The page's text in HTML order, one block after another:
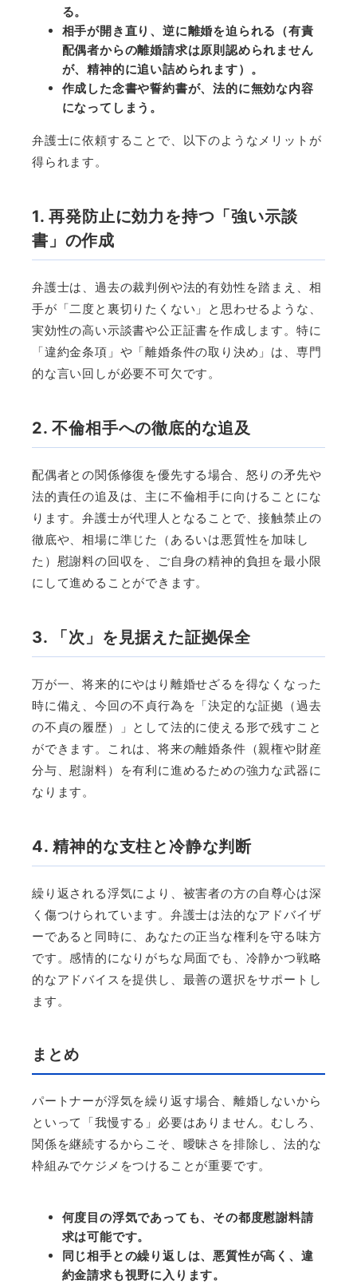
る。
相手が開き直り、逆に離婚を迫られる（有責
配偶者からの離婚請求は原則認められません
が、精神的に追い詰められます）。
作成した念書や誓約書が、法的に無効な内容
になってしまう。
弁護士に依頼することで、以下のようなメリットが
得られます。
1. 再発防止に効力を持つ「強い示談
書」の作成
弁護士は、過去の裁判例や法的有効性を踏まえ、相
手が「二度と裏切りたくない」と思わせるような、
実効性の高い示談書や公正証書を作成します。特に
「違約金条項」や「離婚条件の取り決め」は、専門
的な言い回しが必要不可欠です。
2. 不倫相手への徹底的な追及
配偶者との関係修復を優先する場合、怒りの矛先や
法的責任の追及は、主に不倫相手に向けることにな
ります。弁護士が代理人となることで、接触禁止の
徹底や、相場に準じた（あるいは悪質性を加味し
た）慰謝料の回収を、ご自身の精神的負担を最小限
にして進めることができます。
3. 「次」を見据えた証拠保全
万が一、将来的にやはり離婚せざるを得なくなった
時に備え、今回の不貞行為を「決定的な証拠（過去
の不貞の履歴）」として法的に使える形で残すこと
ができます。これは、将来の離婚条件（親権や財産
分与、慰謝料）を有利に進めるための強力な武器に
なります。
4. 精神的な支柱と冷静な判断
繰り返される浮気により、被害者の方の自尊心は深
く傷つけられています。弁護士は法的なアドバイザ
ーであると同時に、あなたの正当な権利を守る味方
です。感情的になりがちな局面でも、冷静かつ戦略
的なアドバイスを提供し、最善の選択をサポートし
ます。
まとめ
パートナーが浮気を繰り返す場合、離婚しないから
といって「我慢する」必要はありません。むしろ、
関係を継続するからこそ、曖昧さを排除し、法的な
枠組みでケジメをつけることが重要です。
何度目の浮気であっても、その都度慰謝料請
求は可能です。
同じ相手との繰り返しは、悪質性が高く、違
約金請求も視野に入ります。